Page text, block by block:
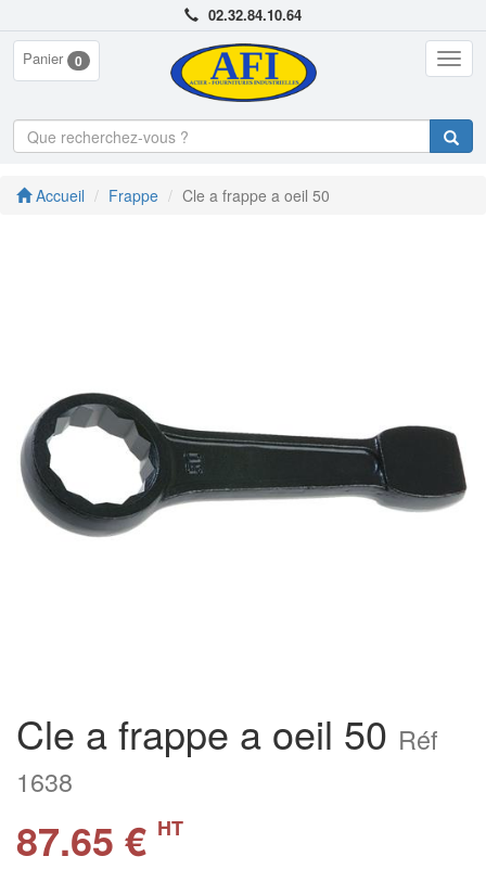
02.32.84.10.64
Panier 0
Accueil Frappe Cle a frappe a oeil 50
Cle a frappe a oeil 50 Réf
1638
87.65 € HT